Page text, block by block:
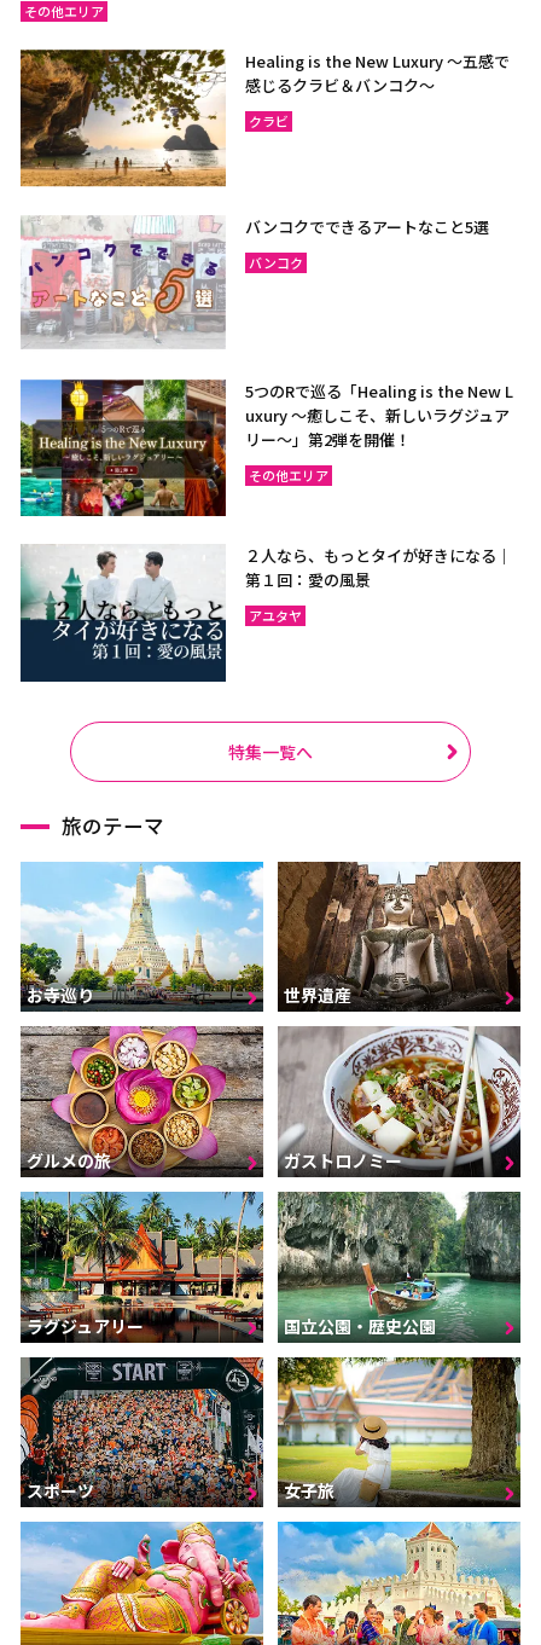
その他エリア
Healing is the New Luxury ～五感で
感じるクラビ＆バンコク～
クラビ
バンコクでできるアートなこと5選
バンコク
5つのRで巡る「Healing is the New L
uxury ～癒しこそ、新しいラグジュア
リー〜」第2弾を開催！
その他エリア
２人なら、もっとタイが好きになる｜
第１回：愛の風景
アユタヤ
特集一覧へ
旅のテーマ
お寺巡り 世界遺産
グルメの旅 ガストロノミー
ラグジュアリー 国立公園・歴史公園
スポーツ 女子旅